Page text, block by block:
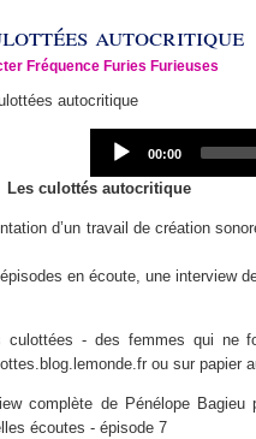
autocritique
Fréquence Furies Furieuses
autocritique
Audio
Player
Current
00:00
Les culottés autocritique
d’un travail de création
en écoute, une interview
culottées - des femmes qui ne
ou sur papier
complète de Pénélope
écoutes - épisode 7